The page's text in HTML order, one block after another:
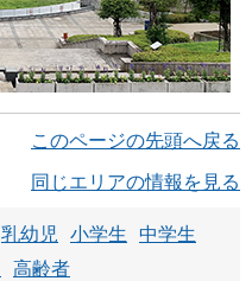
このページの先頭へ戻る
同じエリアの情報を見る
乳幼児 小学生
中学生
高齢者